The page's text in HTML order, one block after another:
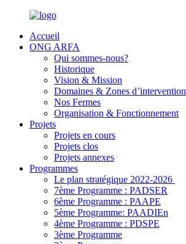
Accueil
ONG ARFA
Qui sommes-nous?
Historique
Vision & Mission
Domaines & Zones d’intervention
Nos Fermes
Organisation & Fonctionnement
Projets
Projets en cours
Projets clos
Projets annexes
Programmes
Le plan stratégique 2022-2026
7ème Programme : PADSER
6ème Programme : PAAPE
5ème Programme: PAADIEn
4ème Programme : PDSPE
3ème Programme